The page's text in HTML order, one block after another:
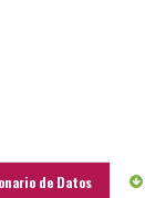
de Datos